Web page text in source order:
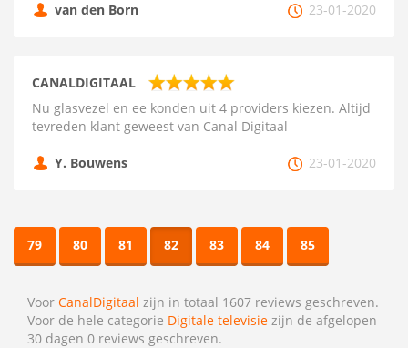
van den Born 23-01-2020
CANALDIGITAAL
Nu glasvezel en ee konden uit 4 providers kiezen. Altijd
tevreden klant geweest van Canal Digitaal
Y. Bouwens 23-01-2020
79 80 81 82 83 84 85
Voor CanalDigitaal zijn in totaal 1607 reviews geschreven.
Voor de hele categorie Digitale televisie zijn de afgelopen
30 dagen 0 reviews geschreven.